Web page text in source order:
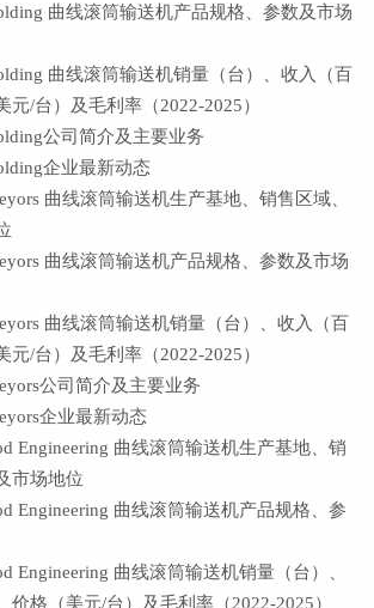
曲线滚筒输送机产品规格、参数及市场
曲线滚筒输送机销量（台）、收入（百
元/台）及毛利率（2022-2025）
公司简介及主要业务
企业最新动态
曲线滚筒输送机生产基地、销售区域、
曲线滚筒输送机产品规格、参数及市场
曲线滚筒输送机销量（台）、收入（百
元/台）及毛利率（2022-2025）
公司简介及主要业务
企业最新动态
Engineering 曲线滚筒输送机生产基地、销
市场地位
Engineering 曲线滚筒输送机产品规格、参
Engineering 曲线滚筒输送机销量（台）、
价格（美元/台）及毛利率（2022-2025）